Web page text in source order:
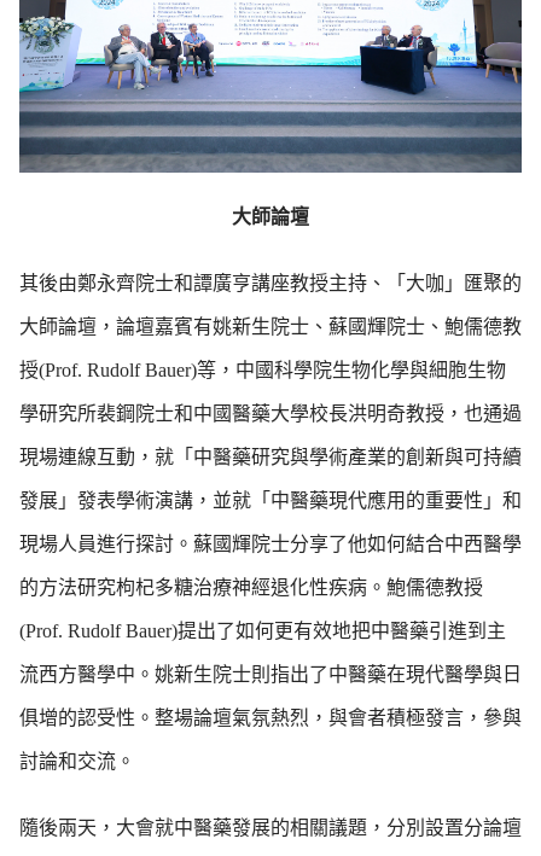
大師論壇
其後由鄭永齊院士和譚廣亨講座教授主持、「大咖」匯聚的
大師論壇，論壇嘉賓有姚新生院士、蘇國輝院士、鮑儒德教
授(Prof. Rudolf Bauer)等，中國科學院生物化學與細胞生物
學研究所裴鋼院士和中國醫藥大學校長洪明奇教授，也通過
現場連線互動，就「中醫藥研究與學術產業的創新與可持續
發展」發表學術演講，並就「中醫藥現代應用的重要性」和
現場人員進行探討。蘇國輝院士分享了他如何結合中西醫學
的方法研究枸杞多糖治療神經退化性疾病。鮑儒德教授
(Prof. Rudolf Bauer)提出了如何更有效地把中醫藥引進到主
流西方醫學中。姚新生院士則指出了中醫藥在現代醫學與日
俱增的認受性。整場論壇氣氛熱烈，與會者積極發言，參與
討論和交流。
隨後兩天，大會就中醫藥發展的相關議題，分別設置分論壇